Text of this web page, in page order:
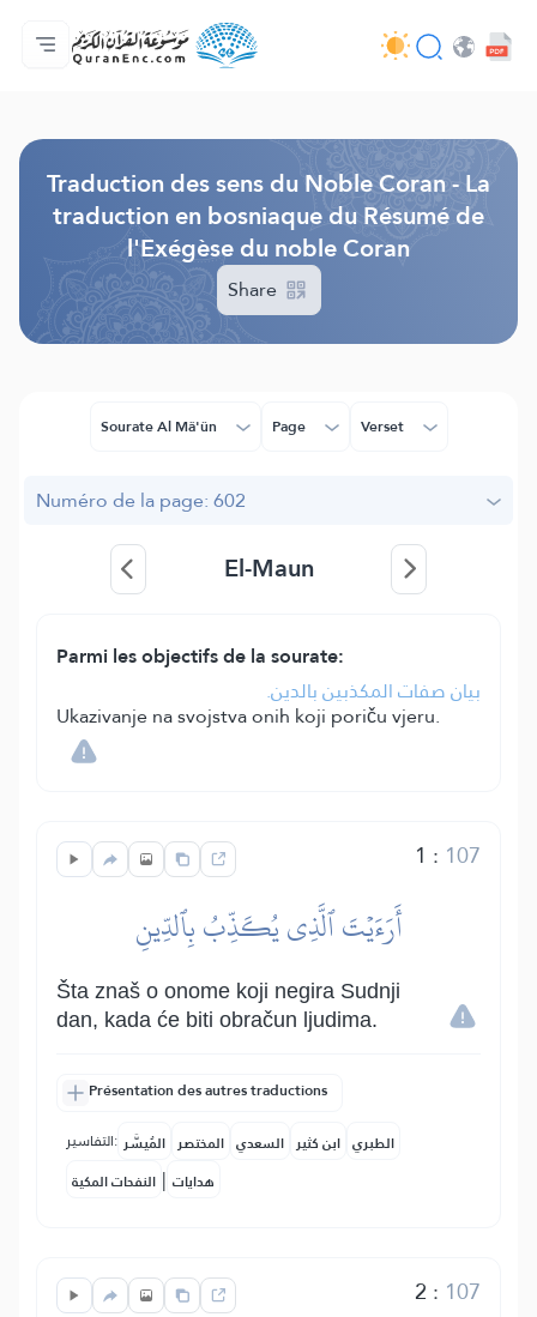
Accueil
Index des traductions
Audio
Services des développeurs du site - API
Autour du projet
Nous contacter
Langue
Traduction des sens du Noble Coran - La
traduction en bosniaque du Résumé de
l'Exégèse du noble Coran
Share
Sourate Al Mâ'ûn Page Verset
Numéro de la page: 602
El-Maun
Parmi les objectifs de la sourate:
بيان صفات المكذبين بالدين.
Ukazivanje na svojstva onih koji poriču vjeru.
1 : 107
أَرَءَيۡتَ ٱلَّذِي يُكَذِّبُ بِٱلدِّينِ
Šta znaš o onome koji negira Sudnji
dan, kada će biti obračun ljudima.
Présentation des autres traductions
التفاسير: المُيسَّر المختصر السعدي ابن كثير الطبري
النفحات المكية | هدايات
2 : 107